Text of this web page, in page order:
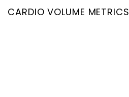
CARDIO VOLUME METRICS